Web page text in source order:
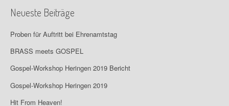
i
g
a
t
i
o
Neueste Beiträge
Proben für Auftritt bei Ehrenamtstag
BRASS meets GOSPEL
Gospel-Workshop Heringen 2019 Bericht
Gospel-Workshop Heringen 2019
Hit From Heaven!